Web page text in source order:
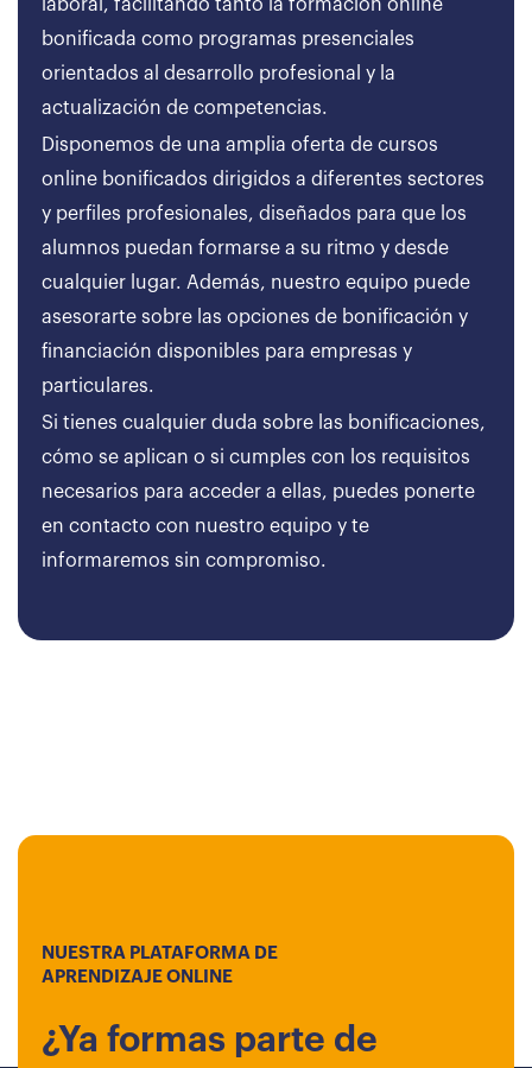
laboral, facilitando tanto la formación online
bonificada como programas presenciales
orientados al desarrollo profesional y la
actualización de competencias.
Disponemos de una amplia oferta de cursos
online bonificados dirigidos a diferentes sectores
y perfiles profesionales, diseñados para que los
alumnos puedan formarse a su ritmo y desde
cualquier lugar. Además, nuestro equipo puede
asesorarte sobre las opciones de bonificación y
financiación disponibles para empresas y
particulares.
Si tienes cualquier duda sobre las bonificaciones,
cómo se aplican o si cumples con los requisitos
necesarios para acceder a ellas, puedes ponerte
en contacto con nuestro equipo y te
informaremos sin compromiso.
NUESTRA PLATAFORMA DE
APRENDIZAJE ONLINE
¿Ya formas parte de